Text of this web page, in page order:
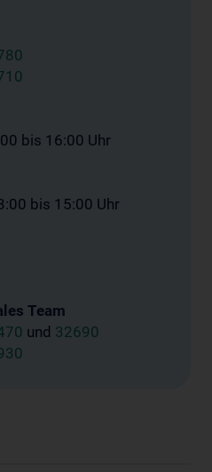
bis 16:00 Uhr
bis 15:00 Uhr
Team
und 32690